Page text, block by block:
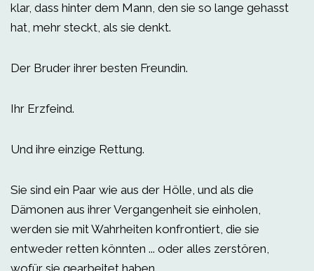
klar, dass hinter dem Mann, den sie so lange gehasst
hat, mehr steckt, als sie denkt.
Der Bruder ihrer besten Freundin.
Ihr Erzfeind.
Und ihre einzige Rettung.
Sie sind ein Paar wie aus der Hölle, und als die
Dämonen aus ihrer Vergangenheit sie einholen,
werden sie mit Wahrheiten konfrontiert, die sie
entweder retten könnten ... oder alles zerstören,
wofür sie gearbeitet haben.